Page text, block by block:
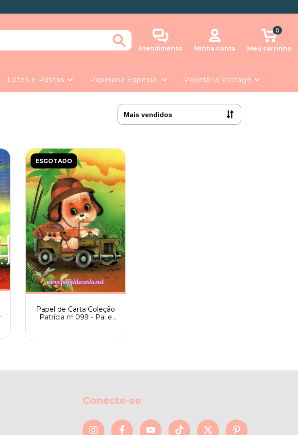
Atendimento Minha conta Meu carrinho
0
Lotes e Pastas Papelaria Especial Papelaria Vintage
ESGOTADO
Papel de Carta Coleção
Patrícia nº 099 - Pai e
Conecte-se